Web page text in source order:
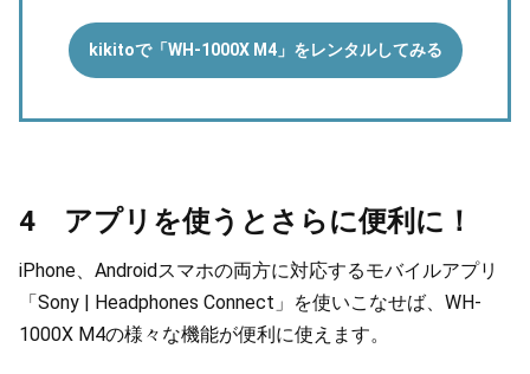
kikitoで「WH-1000X M4」をレンタルしてみる
4 アプリを使うとさらに便利に！
iPhone、Androidスマホの両方に対応するモバイルアプリ
「Sony | Headphones Connect」を使いこなせば、WH-
1000X M4の様々な機能が便利に使えます。